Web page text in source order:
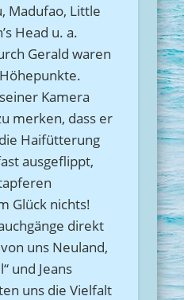
Madufao, Little
Head u. a.
Gerald waren
Kamera
merken, dass er
Haifütterung
ausgeflippt,
Glück nichts!
direkt
uns Neuland,
und Jeans
uns die Vielfalt